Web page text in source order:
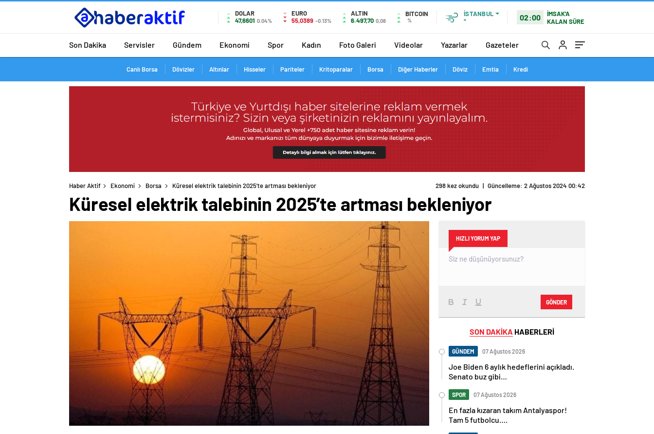
DOLAR
47,6601 0.04%
EURO
55,0389 -0.13%
ALTIN
6.497,70 0,08
BITCOIN
%
İSTANBUL
°
02:00
İMSAK'A
KALAN SÜRE
Son Dakika Servisler Gündem Ekonomi Spor Kadın Foto Galeri Videolar Yazarlar Gazeteler
Canlı Borsa Dövizler Altınlar Hisseler Pariteler Kritoparalar Borsa Diğer Haberler Döviz Emtia Kredi
Haber Aktif Ekonomi Borsa Küresel elektrik talebinin 2025’te artması bekleniyor 298 kez okundu | Güncelleme: 2 Ağustos 2024 00:42
Küresel elektrik talebinin 2025’te artması bekleniyor
HIZLI YORUM YAP
GÖNDER
SON DAKİKA HABERLERİ
GÜNDEM 07 Ağustos 2026
Joe Biden 6 aylık hedeflerini açıkladı.
Senato buz gibi…
SPOR 07 Ağustos 2026
En fazla kızaran takım Antalyaspor!
Tam 5 futbolcu….